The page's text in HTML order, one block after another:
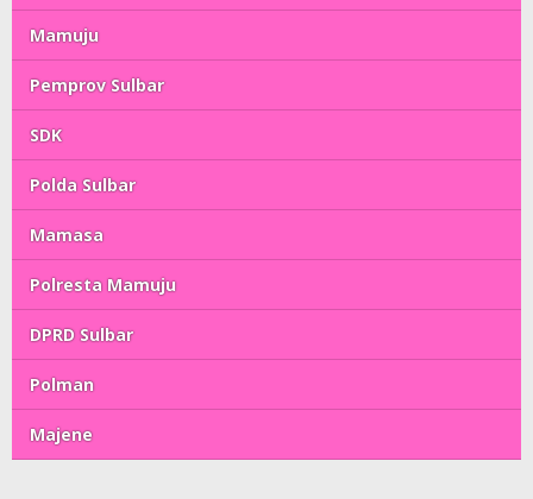
Mamuju
Pemprov Sulbar
SDK
Polda Sulbar
Mamasa
Polresta Mamuju
DPRD Sulbar
Polman
Majene